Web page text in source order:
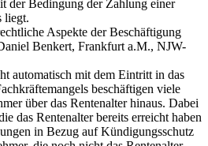
der Bedingung der Zahlung einer
liegt.
Aspekte der Beschäftigung
Benkert, Frankfurt a.M., NJW-
automatisch mit dem Eintritt in das
beschäftigen viele
über das Rentenalter hinaus. Dabei
das Rentenalter bereits erreicht haben
in Bezug auf Kündigungsschutz